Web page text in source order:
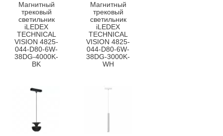
Магнитный
трековый
светильник
iLEDEX
TECHNICAL
VISION 4825-
044-D80-6W-
38DG-4000K-
BK
Магнитный
трековый
светильник
iLEDEX
TECHNICAL
VISION 4825-
044-D80-6W-
38DG-3000K-
WH